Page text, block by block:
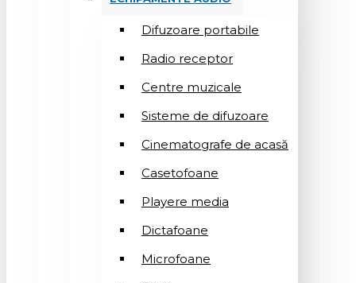
Difuzoare portabile
Radio receptor
Centre muzicale
Sisteme de difuzoare
Cinematografe de acasă
Casetofoane
Playere media
Dictafoane
Microfoane